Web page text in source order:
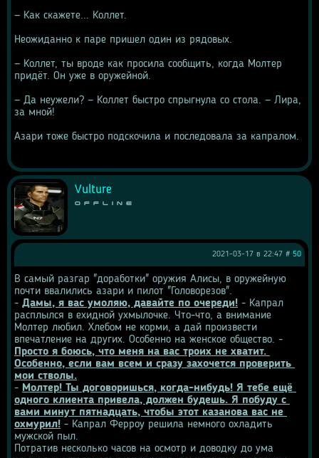
— Как скажете... Коллет.
Неожиданно к паре пришел один из рядовых.
— Коллет, ты вроде как просила сообщить, когда Молтер
придёт. Он уже в оружейной.
— Да неужели? — Коллет быстро спрыгнула со стола. — Лира,
за мной!
Азари тоже быстро подскочила и последовала за капралом.
Vulture
Offline
2021-03-17 в 22:47 # 50
В самый разгар "доработки" оружия Алисы, в оружейную
почти ввалились азари и пилот "Головорезов".
- Дамы, я вас умоляю, давайте по очереди! - Капрал
расплылся в ехидной ухмылочке. Что-что, а внимание
Молтер любил. Хлебом не корми, а дай произвести
Просто я боюсь, что меня на вас троих не хватит.
Особенно, если вам всем и сразу захочется проверить
мои стволы.
- Молтер! Ты договоришься, когда-нибудь! Я тебе ещё
одного клиента привела, должен будешь. Я побуду с
вами минут пятнадцать, чтобы этот казанова вас не
охмурил! - Капрал Ферроу решила немного охладить
мужской пыл.
Потратив несколько часов на осмотр и доводку до ума